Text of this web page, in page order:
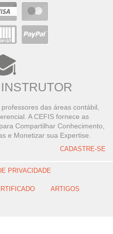
das áreas contábil,
A CEFIS fornece as
Compartilhar Conhecimento,
e Monetizar sua Expertise.
CADASTRE-SE
PRIVACIDADE
ARTIGOS